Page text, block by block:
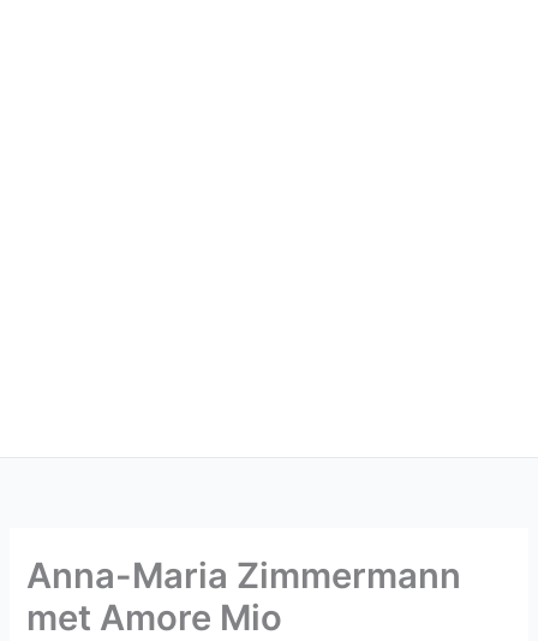
Anna-Maria Zimmermann
met Amore Mio